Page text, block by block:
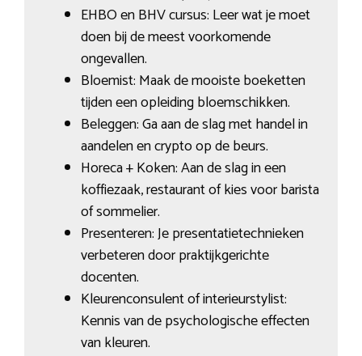
EHBO en BHV cursus: Leer wat je moet
doen bij de meest voorkomende
ongevallen.
Bloemist: Maak de mooiste boeketten
tijden een opleiding bloemschikken.
Beleggen: Ga aan de slag met handel in
aandelen en crypto op de beurs.
Horeca + Koken: Aan de slag in een
koffiezaak, restaurant of kies voor barista
of sommelier.
Presenteren: Je presentatietechnieken
verbeteren door praktijkgerichte
docenten.
Kleurenconsulent of interieurstylist:
Kennis van de psychologische effecten
van kleuren.